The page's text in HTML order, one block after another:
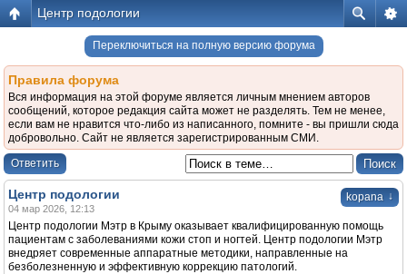
Центр подологии
Переключиться на полную версию форума
Правила форума
Вся информация на этой форуме является личным мнением авторов
сообщений, которое редакция сайта может не разделять. Тем не менее,
если вам не нравится что-либо из написанного, помните - вы пришли сюда
добровольно. Сайт не является зарегистрированным СМИ.
Ответить
kopana ↓
Центр подологии
04 мар 2026, 12:13
Центр подологии Мэтр в Крыму оказывает квалифицированную помощь
пациентам с заболеваниями кожи стоп и ногтей. Центр подологии Мэтр
внедряет современные аппаратные методики, направленные на
безболезненную и эффективную коррекцию патологий.